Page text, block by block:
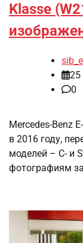
Klasse
25
0
Mercedes-Benz
в 2016 году,
моделей – С- и
фотографиям